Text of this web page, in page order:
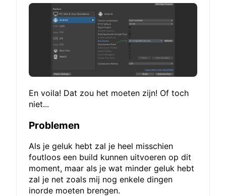
En voila! Dat zou het moeten zijn! Of toch
niet...
Problemen
Als je geluk hebt zal je heel misschien
foutloos een build kunnen uitvoeren op dit
moment, maar als je wat minder geluk hebt
zal je net zoals mij nog enkele dingen
inorde moeten brengen.